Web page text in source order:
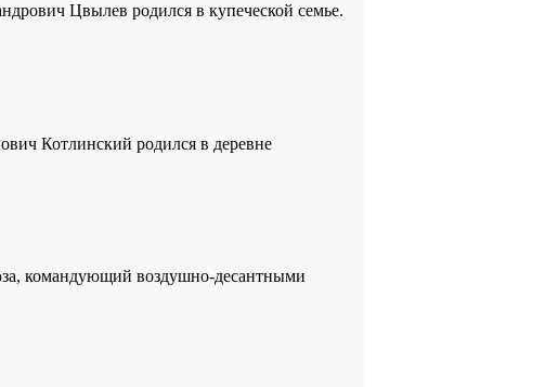
Цвылев родился в купеческой семье.
Котлинский родился в деревне
командующий воздушно-десантными